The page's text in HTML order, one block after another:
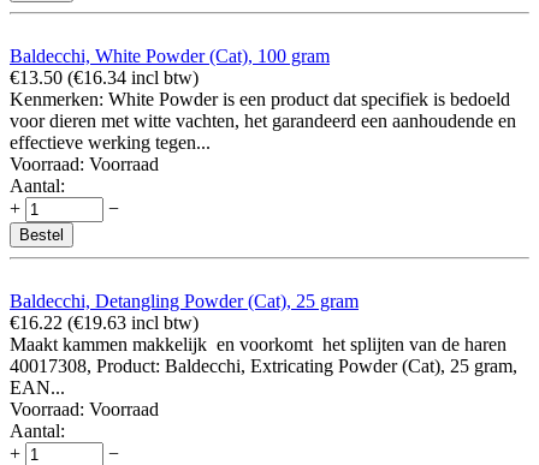
Baldecchi, White Powder (Cat), 100 gram
€13.50 (€16.34 incl btw)
Kenmerken: White Powder is een product dat specifiek is bedoeld
voor dieren met witte vachten, het garandeerd een aanhoudende en
effectieve werking tegen...
Voorraad: Voorraad
Aantal:
+
−
Bestel
Baldecchi, Detangling Powder (Cat), 25 gram
€16.22 (€19.63 incl btw)
Maakt kammen makkelijk en voorkomt het splijten van de haren
40017308, Product: Baldecchi, Extricating Powder (Cat), 25 gram,
EAN...
Voorraad: Voorraad
Aantal:
+
−